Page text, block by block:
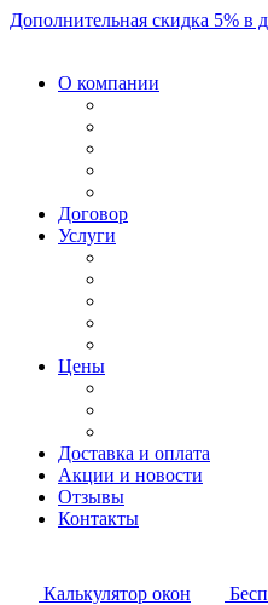
Дополнительная скидка 5% в
О компании
Договор
Услуги
Цены
Доставка и оплата
Акции и новости
Отзывы
Контакты
Калькулятор окон